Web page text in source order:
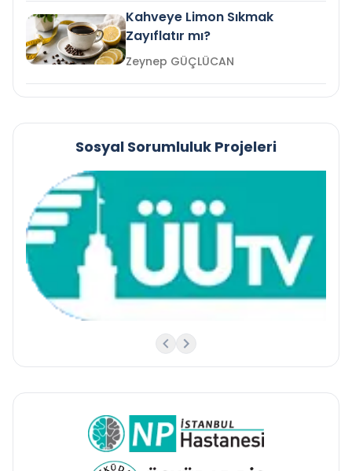
Kahveye Limon Sıkmak
Zayıflatır mı?
Zeynep GÜÇLÜCAN
Sosyal Sorumluluk Projeleri